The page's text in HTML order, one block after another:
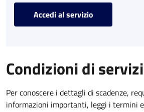
Accedi al servizio
Condizioni di
Per conoscere i dettagli di scadenze,
informazioni importanti, leggi i termini